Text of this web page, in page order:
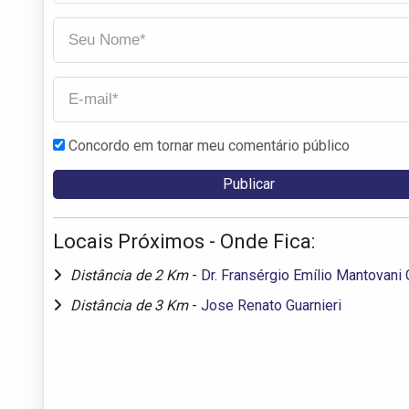
Concordo em tornar meu comentário público
Locais Próximos - Onde Fica:
Distância de 2 Km - Dr. Fransérgio Emílio Mantovani
Distância de 3 Km - Jose Renato Guarnieri